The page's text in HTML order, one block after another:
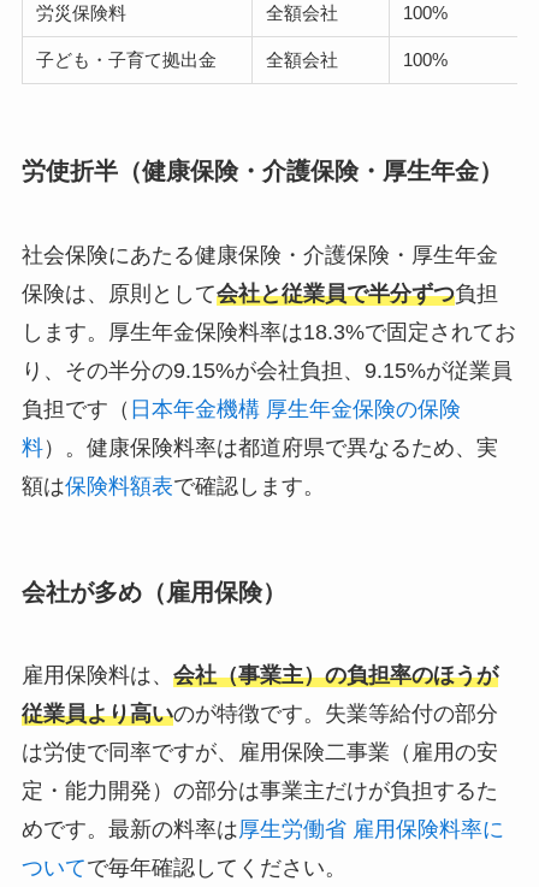
労災保険料 全額会社 100%
子ども・子育て拠出金 全額会社 100%
労使折半（健康保険・介護保険・厚生年金）
社会保険にあたる健康保険・介護保険・厚生年金
保険は、原則として会社と従業員で半分ずつ負担
します。厚生年金保険料率は18.3%で固定されてお
り、その半分の9.15%が会社負担、9.15%が従業員
負担です（ 日本年金機構 厚生年金保険の保険
料）。健康保険料率は都道府県で異なるため、実
額は保険料額表で確認します。
会社が多め（雇用保険）
雇用保険料は、 会社（事業主）の負担率のほうが
従業員より高いのが特徴です。失業等給付の部分
は労使で同率ですが、雇用保険二事業（雇用の安
定・能力開発）の部分は事業主だけが負担するた
めです。最新の料率は厚生労働省 雇用保険料率に
ついてで毎年確認してください。